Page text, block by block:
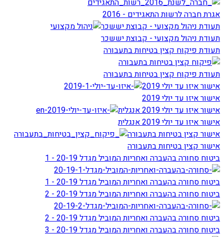
אגרת חברה לרשות התאגידים - 2016
תעודת ניהול מקצועי - קבוצת יששכר
תעודת ניהול מקצועי - קבוצת יששכר
תעודת פיקוח קצין בטיחות בתעבורה
תעודת פיקוח קצין בטיחות בתעבורה
אישור איזו עד יולי 2019
אישור איזו עד יולי 2019
אישור איזו עד יולי 2019 אנגלית
אישור איזו עד יולי 2019 אנגלית
אישור קצין בטיחות בתעבורה
אישור קצין בטיחות בתעבורה
ביטוח סחורה בהעברה ואחריות המוביל מגדל 20-19 - 1
ביטוח סחורה בהעברה ואחריות המוביל מגדל 20-19 - 1
ביטוח סחורה בהעברה ואחריות המוביל מגדל 20-19 - 2
ביטוח סחורה בהעברה ואחריות המוביל מגדל 20-19 - 2
ביטוח סחורה בהעברה ואחריות המוביל מגדל 20-19 - 3